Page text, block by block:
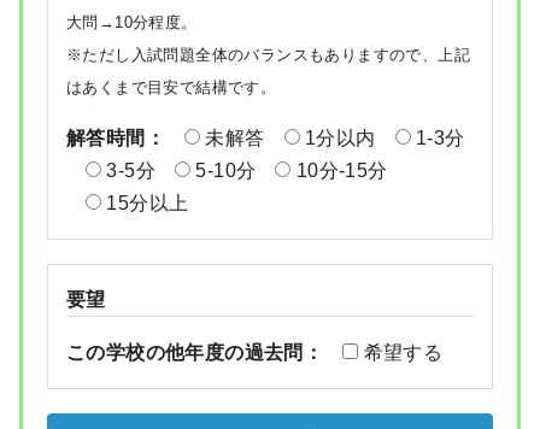
大問→10分程度。
※ただし入試問題全体のバランスもありますので、上記
はあくまで目安で結構です。
解答時間： 未解答 1分以内
1-3分
3-5分
5-10分
10分-15分
15分以上
要望
この学校の他年度の過去問： 希望する